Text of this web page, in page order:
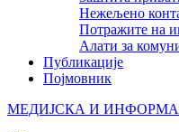
Нежељено
Потражите на
Алати за
Публикације
Појмовник
МЕДИЈСКА И